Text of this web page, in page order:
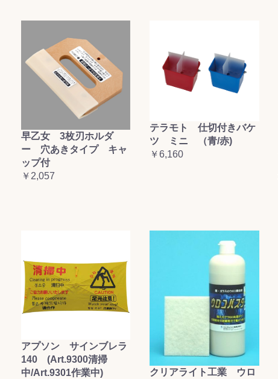
お買い物を続ける
早乙女 3枚刃ホルダ
ー 穴あきタイプ キャ
ップ付
￥2,057
テラモト 仕切付きバケ
ツ ミニ （青/赤)
￥6,160
アプソン サインブレラ
140 (Art.9300清掃
中/Art.9301作業中)
クリアライト工業 ウロ